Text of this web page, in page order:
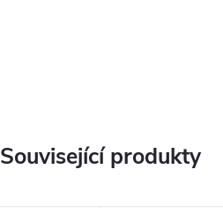
Související produkty